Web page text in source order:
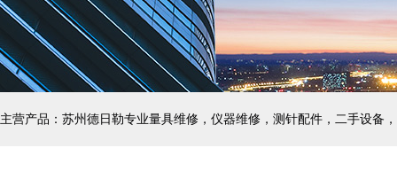
主营产品：苏州德日勒专业量具维修，仪器维修，测针配件，二手设备